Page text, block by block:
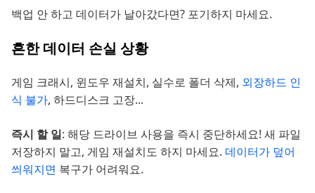
백업 안 하고 데이터가 날아갔다면? 포기하지 마세요.
흔한 데이터 손실 상황
게임 크래시, 윈도우 재설치, 실수로 폴더 삭제, 외장하드 인
식 불가, 하드디스크 고장...
즉시 할 일: 해당 드라이브 사용을 즉시 중단하세요! 새 파일
저장하지 말고, 게임 재설치도 하지 마세요. 데이터가 덮어
씌워지면 복구가 어려워요.